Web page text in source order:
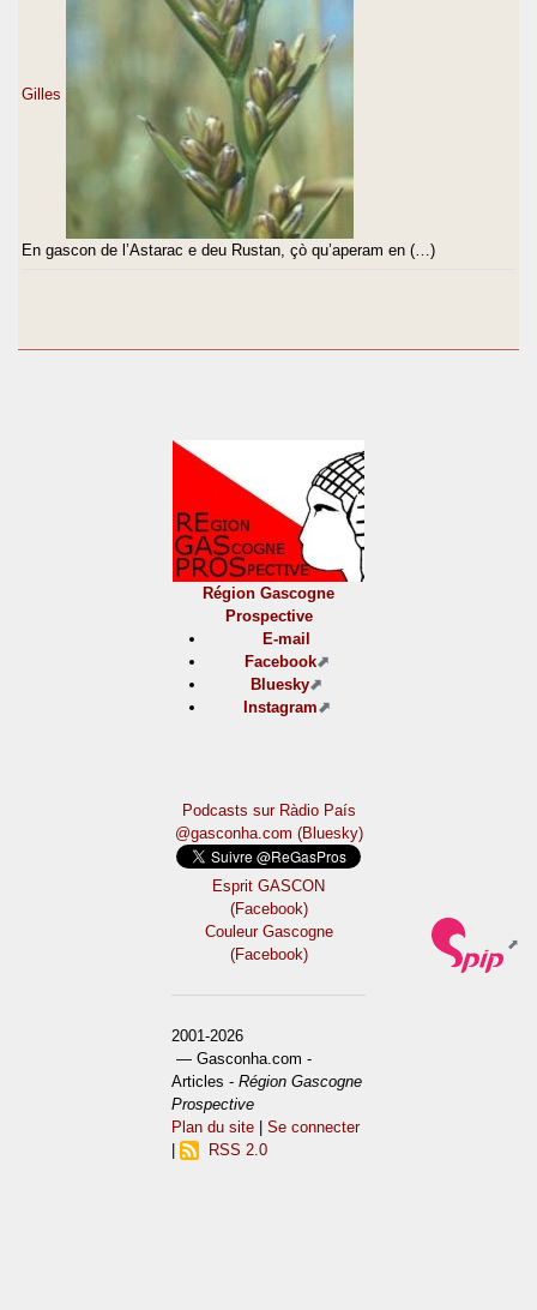
Gilles
En gascon de l’Astarac e deu Rustan, çò qu’aperam en (…)
Région Gascogne
Prospective
E-mail
Facebook
Bluesky
Instagram
Podcasts sur Ràdio País
@gasconha.com (Bluesky)
Esprit GASCON
(Facebook)
Couleur Gascogne
(Facebook)
2001-2026
— Gasconha.com -
Articles -Région Gascogne
Prospective
Plan du site |Se connecter
RSS 2.0